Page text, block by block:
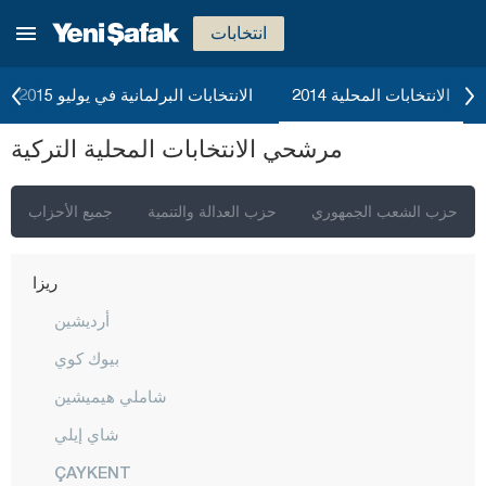
انتخابات
الانتخابات البرلمانية في يوليو 2015 الانتخابات المحلية 2014
مرشحي الانتخابات المحلية التركية
جميع الأحزاب حزب العدالة والتنمية حزب الشعب الجمهوري
موغلا
نيفشهير
نيغدا
عثمانية
ريزا
أرديشين
بيوك كوي
شاملي هيميشين
شاي إيلي
ÇAYKENT